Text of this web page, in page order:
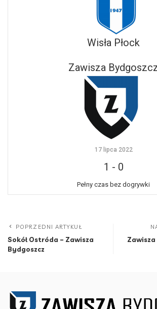
Wisła Płock
Zawisza
17 lipca 2022
1 - 0
Pełny czas bez dogrywki
POPRZEDNI ARTYKUŁ
Sokół Ostróda – Zawisza
Bydgoszcz
Zawisza